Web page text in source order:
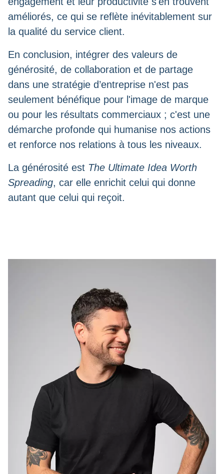
améliorés, ce qui se reflète inévitablement sur
la qualité du service client.
En conclusion, intégrer des valeurs de
générosité, de collaboration et de partage
dans une stratégie d’entreprise n'est pas
seulement bénéfique pour l'image de marque
ou pour les résultats commerciaux ; c'est une
démarche profonde qui humanise nos actions
et renforce nos relations à tous les niveaux.
La générosité est The Ultimate Idea Worth
Spreading, car elle enrichit celui qui donne
autant que celui qui reçoit.